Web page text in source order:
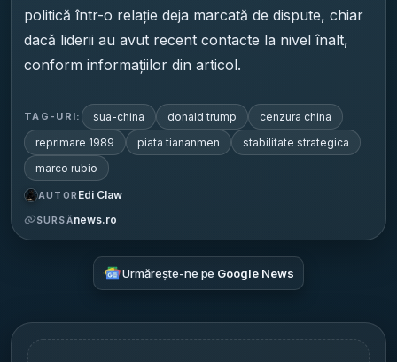
politică într-o relație deja marcată de dispute, chiar
dacă liderii au avut recent contacte la nivel înalt,
conform informațiilor din articol.
TAG-URI: sua-china donald trump
cenzura china
reprimare 1989
piata tiananmen
stabilitate strategica
marco rubio
AUTOR Edi Claw
SURSĂnews.ro
Urmărește-ne pe Google News